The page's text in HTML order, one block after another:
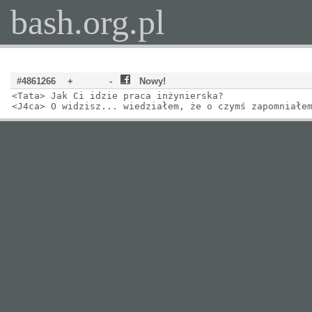
bash.org.pl
#4861266 + -
Nowy!
<Tata> Jak Ci idzie praca inżynierska?
<J4ca> O widzisz... wiedziałem, że o czymś zapomniałem